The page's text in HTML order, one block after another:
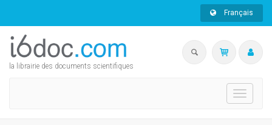
Français
la librairie des documents scientifiques
Toggle